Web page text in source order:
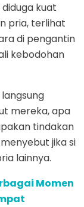
kuat
pria, terlihat
di pengantin
kebodohan
mereka, apa
tindakan
jika si
lainnya.
Momen